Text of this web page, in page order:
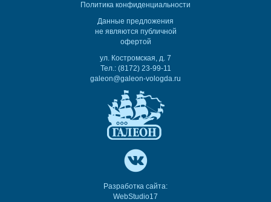
Политика конфиденциальности
Данные предложения
не являются публичной
офертой
ул. Костромская, д. 7
Тел.: (8172) 23-99-11
galeon@galeon-vologda.ru
Разработка сайта:
WebStudio17